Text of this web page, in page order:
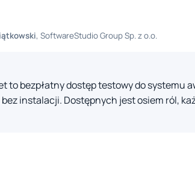
, SoftwareStudio Group Sp. z o.o.
to bezpłatny dostęp testowy do systemu
instalacji. Dostępnych jest osiem ról,